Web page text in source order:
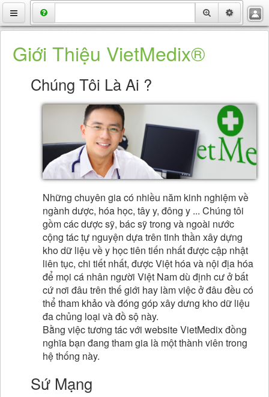
VietMedix
Bệnh
Chuyên Đề
Danh Bạ
Tuyển Dụng
Giới Thiệu VietMedix®
Chúng Tôi Là Ai ?
Những chuyên gia có nhiều năm kinh nghiệm về
ngành dược, hóa học, tây y, đông y ... Chúng tôi
gồm các dược sỹ, bác sỹ trong và ngoài nước
cộng tác tự nguyện dựa trên tinh thần xây dựng
kho dữ liệu về y học tiên tiến nhất được cập nhật
liên tục, chi tiết nhất, được Việt hóa và nội địa hóa
để mọi cá nhân người Việt Nam dù định cư ở bất
cứ nơi đâu trên thế giới hay làm việc ở đâu đều có
thể tham khảo và đóng góp xây dưng kho dữ liệu
đa chủng loại và đồ sộ này.
Bằng việc tương tác với website VietMedix đồng
nghĩa bạn đang tham gia là một thành viên trong
hệ thống này.
Sứ Mạng